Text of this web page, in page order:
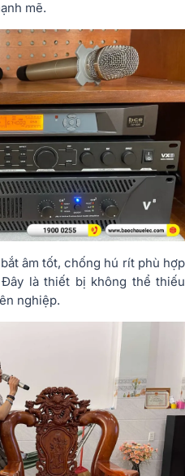
mẽ.
âm tốt, chống hú rít phù hợp
là thiết bị không thể thiếu
nghiệp.